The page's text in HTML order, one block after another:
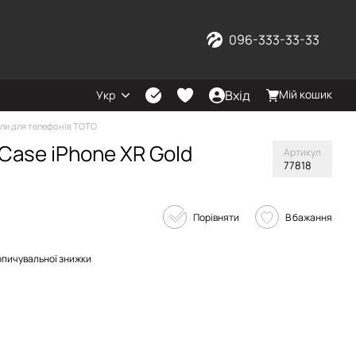
096-333-33-33
Укр Вхід Мій кошик
для телефонів TOTO
iPhone XR Gold Артикул
77818
Порівняти В бажання
знижки